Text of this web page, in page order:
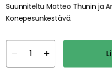
Suunniteltu Matteo Thunin ja
Konepesunkestävä.